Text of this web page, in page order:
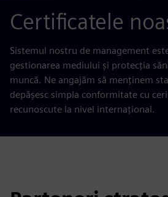
Certificatele
Sistemul nostru de management
gestionarea mediului și protecția
muncă. Ne angajăm să menținem
depășesc simpla conformitate cu
recunoscute la nivel internațional.